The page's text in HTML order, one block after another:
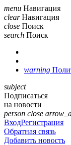
menu Навигация
clear Навигация
close Поиск
search Поиск
warning
subject
Подписаться
на новости
person close
ВходРегистрация
Обратная связь
Добавить новость